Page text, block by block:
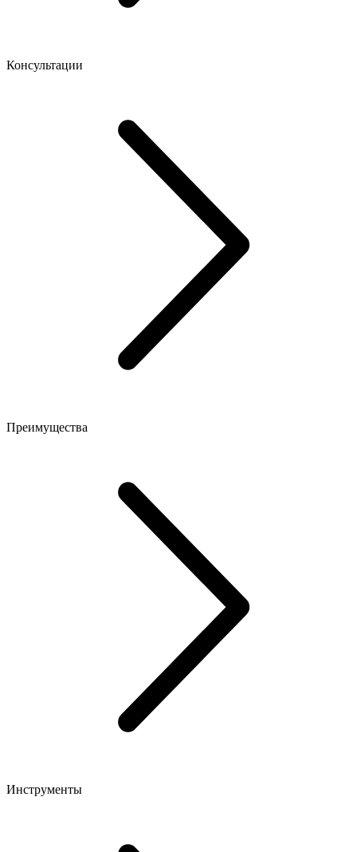
Консультации
Преимущества
Инструменты